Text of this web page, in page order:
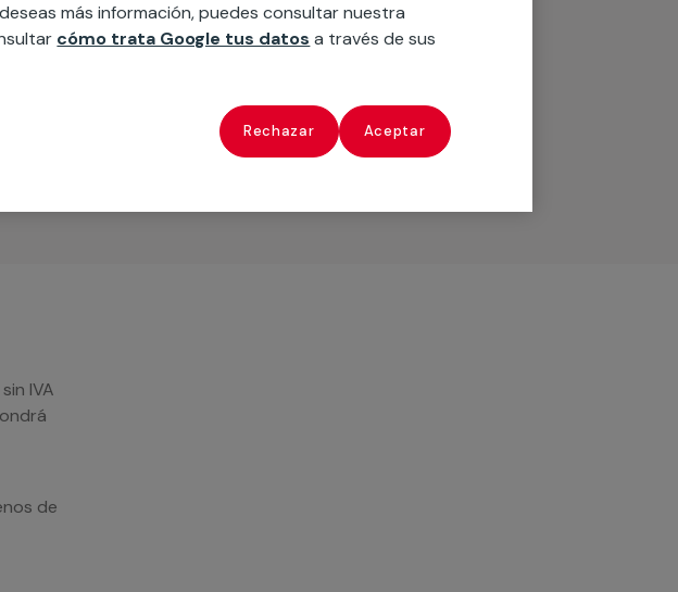
IVA
de
más información, puedes consultar nuestra
cómo trata Google tus datos a través de sus
Rechazar Aceptar